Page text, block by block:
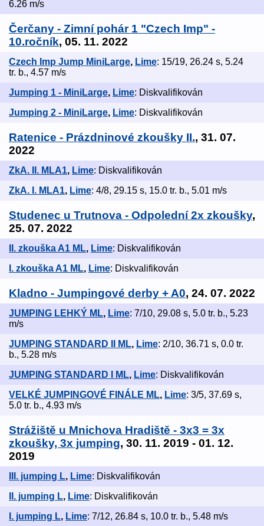
6.26 m/s
Čerčany - Zimní pohár 1 "Czech Imp" -
10.ročník, 05. 11. 2022
Czech Imp Jump MiniLarge, Lime: 15/19, 26.24 s, 5.24
tr. b., 4.57 m/s
Jumping 1 - MiniLarge, Lime: Diskvalifikován
Jumping 2 - MiniLarge, Lime: Diskvalifikován
Ratenice - Prázdninové zkoušky II., 31. 07.
2022
ZkA. II. MLA1, Lime: Diskvalifikován
ZkA. I. MLA1, Lime: 4/8, 29.15 s, 15.0 tr. b., 5.01 m/s
Studenec u Trutnova - Odpolední 2x zkoušky,
25. 07. 2022
II. zkouška A1 ML, Lime: Diskvalifikován
I. zkouška A1 ML, Lime: Diskvalifikován
Kladno - Jumpingové derby + A0, 24. 07. 2022
JUMPING LEHKÝ ML, Lime: 7/10, 29.08 s, 5.0 tr. b., 5.23
m/s
JUMPING STANDARD II ML, Lime: 2/10, 36.71 s, 0.0 tr.
b., 5.28 m/s
JUMPING STANDARD I ML, Lime: Diskvalifikován
VELKÉ JUMPINGOVÉ FINÁLE ML, Lime: 3/5, 37.69 s,
5.0 tr. b., 4.93 m/s
Strážiště u Mnichova Hradiště - 3x3 = 3x
zkoušky, 3x jumping, 30. 11. 2019 - 01. 12.
2019
III. jumping L, Lime: Diskvalifikován
II. jumping L, Lime: Diskvalifikován
I. jumping L, Lime: 7/12, 26.84 s, 10.0 tr. b., 5.48 m/s